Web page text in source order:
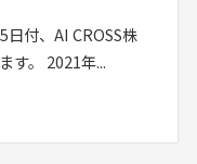
日付、AI CROSS株
す。 2021年...